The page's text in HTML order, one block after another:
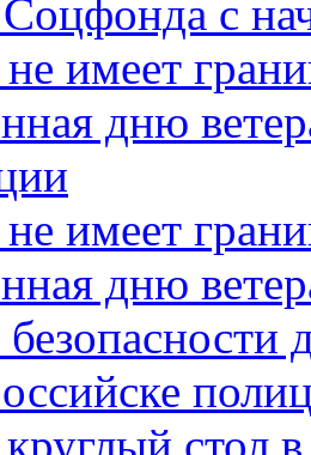
с
имеет
дню
имеет
дню
стол